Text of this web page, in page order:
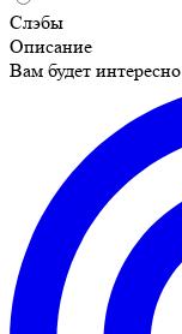
Слэбы
Описание
Вам будет интересно